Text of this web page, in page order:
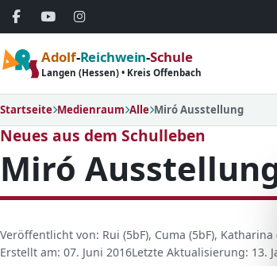
Adolf-Reichwein-Schule
Langen (Hessen) • Kreis Offenbach
Startseite Medienraum Alle Miró Ausstellung
Neues aus dem Schulleben
Miró
D
e
Veröffentlicht von: Rui (5bF), Cuma (5bF), Katharina
Erstellt am: 07. Juni 2016Letzte Aktualisierung: 13.